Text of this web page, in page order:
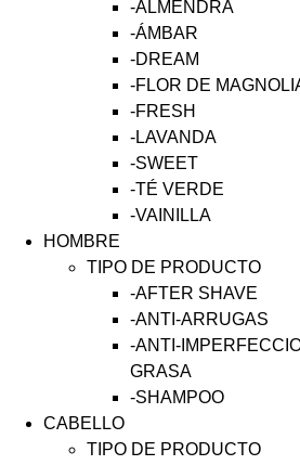
-ALMENDRA
-ÁMBAR
-DREAM
-FLOR DE
-FRESH
-LAVANDA
-SWEET
-TÉ VERDE
-VAINILLA
HOMBRE
TIPO DE PRODUCTO
-AFTER SHAVE
-ANTI-ARRUGAS
-ANTI-
GRASA
-SHAMPOO
CABELLO
TIPO DE PRODUCTO